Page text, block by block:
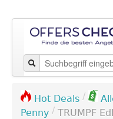
Hot Deals /
Penny / TRUMPF